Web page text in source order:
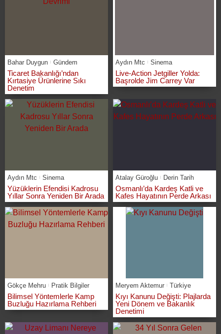
Bahar Duygun Gündem
Ticaret Bakanlığı’ndan
Kırtasiye Ürünlerine Sıkı
Denetim
Aydın Mtc Sinema
Live-Action Jetgiller Yolda:
Başrolde Jim Carrey Var
Aydın Mtc Sinema
Yüzüklerin Efendisi Kadrosu
Yıllar Sonra Yeniden Bir Arada
Atalay Güroğlu Derin Tarih
Osmanlı’da Kardeş Katli ve
Kafes Hayatının Perde Arkası
Gökçe Mehru Pratik Bilgiler
Bilimsel Yöntemlerle Kamp
Buzluğu Hazırlama Rehberi
Meryem Aktemur Türkiye
Kıyı Kanunu Değişti: Plajlarda
Yeni Dönem ve Bakanlık
Denetimi